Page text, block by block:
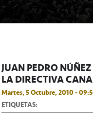
JUAN PEDRO
LA DIRECTIVA
Martes, 5 Octubre, 2010 -
ETIQUETAS: